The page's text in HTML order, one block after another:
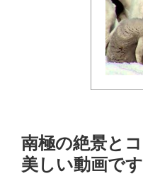
南極の絶景と
美しい動画です